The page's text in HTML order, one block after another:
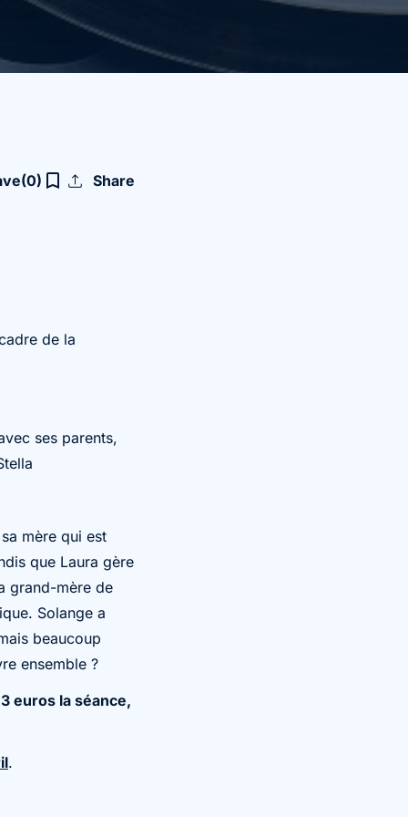
(0) bookmark_border upload Share
de la
ses parents,
mère qui est
que Laura gère
grand-mère de
Solange a
beaucoup
ensemble ?
euros la séance,
.